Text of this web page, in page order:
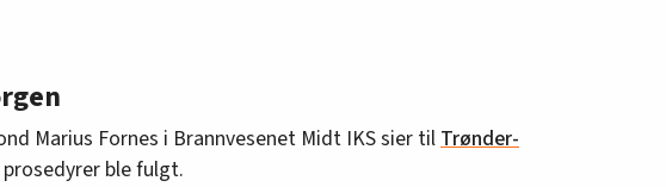
Marius Fornes i Brannvesenet Midt IKS sier tilTrønder-
ble fulgt.